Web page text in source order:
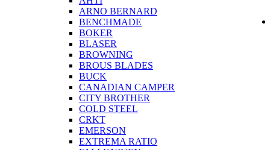
ARNO BERNARD
BENCHMADE
BOKER
BLASER
BROWNING
BROUS BLADES
BUCK
CANADIAN CAMPER
CITY BROTHER
COLD STEEL
CRKT
EMERSON
EXTREMA RATIO